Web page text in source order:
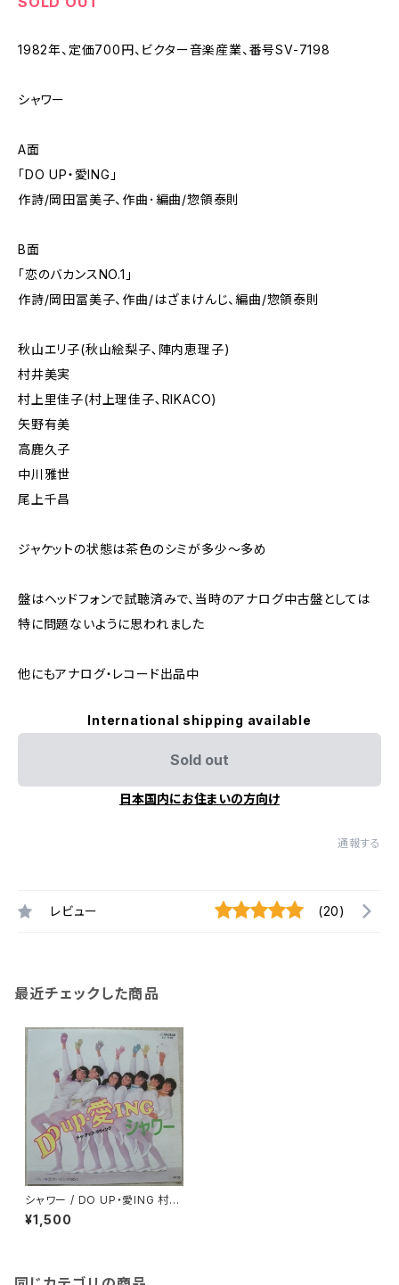
1982年、定価700円、ビクター音楽産業、番号SV-7198
シャワー
A面
「DO UP・愛ING」
作詩/岡田冨美子、作曲･編曲/惣領泰則
B面
「恋のバカンスNO.1」
作詩/岡田冨美子、作曲/はざまけんじ、編曲/惣領泰則
秋山エリ子(秋山絵梨子､陣内恵理子)
村井美実
村上里佳子(村上理佳子､RIKACO)
矢野有美
高鹿久子
中川雅世
尾上千昌
ジャケットの状態は茶色のシミが多少～多め
盤はヘッドフォンで試聴済みで、当時のアナログ中古盤としては
特に問題ないように思われました
他にもアナログ・レコード出品中
International shipping available
Sold out
日本国内にお住まいの方向け
通報する
レビュー (20)
最近チェックした商品
シャワー / DO UP・愛ING 村上
里佳子が在籍
¥1,500